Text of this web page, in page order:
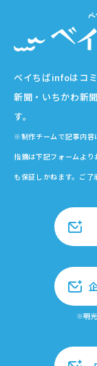
ベイちばinfoはコ
新聞・いちかわ新
す。
※制作チームで記事内容
指摘は下記フォームよ
も保証しかねます。ご了
※明